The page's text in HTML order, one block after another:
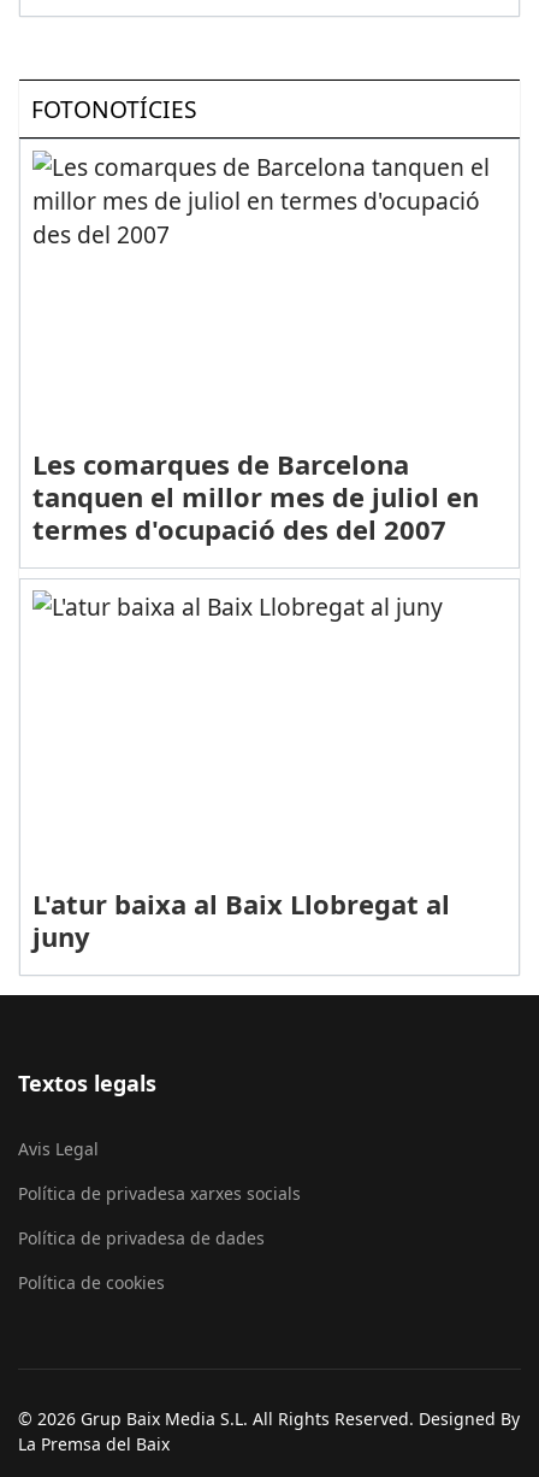
FOTONOTÍCIES
Les comarques de Barcelona
tanquen el millor mes de juliol en
termes d'ocupació des del 2007
L'atur baixa al Baix Llobregat al
juny
Textos legals
Avis Legal
Política de privadesa xarxes socials
Política de privadesa de dades
Política de cookies
© 2026 Grup Baix Media S.L. All Rights Reserved. Designed By
La Premsa del Baix